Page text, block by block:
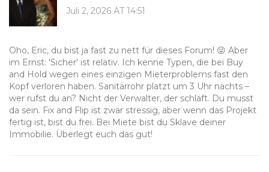
Juli 2, 2026 AT 14:51
Oho, Eric, du bist ja fast zu nett für dieses Forum! 😜 Aber
im Ernst: 'Sicher' ist relativ. Ich kenne Typen, die bei Buy
and Hold wegen eines einzigen Mieterproblems fast den
Kopf verloren haben. Sanitärrohr platzt um 3 Uhr nachts –
wer rufst du an? Nicht der Verwalter, der schläft. Du musst
da sein. Fix and Flip ist zwar stressig, aber wenn das Projekt
fertig ist, bist du frei. Bei Miete bist du Sklave deiner
Immobilie. Überlegt euch das gut!